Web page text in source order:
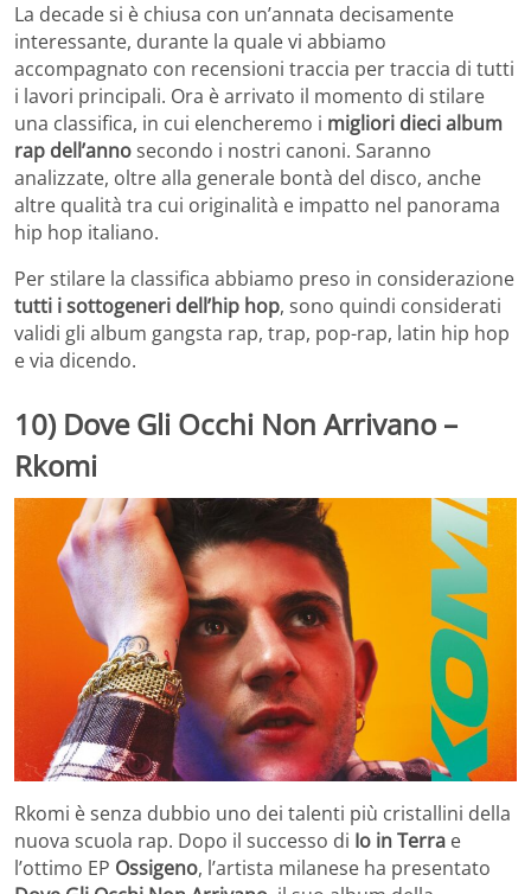
La decade si è chiusa con un’annata decisamente
interessante, durante la quale vi abbiamo
accompagnato con recensioni traccia per traccia di tutti
i lavori principali. Ora è arrivato il momento di stilare
una classifica, in cui elencheremo i migliori dieci album
rap dell’annosecondo i nostri canoni. Saranno
analizzate, oltre alla generale bontà del disco, anche
altre qualità tra cui originalità e impatto nel panorama
hip hop italiano.
Per stilare la classifica abbiamo preso in considerazione
tutti i sottogeneri dell’hip hop, sono quindi considerati
validi gli album gangsta rap, trap, pop-rap, latin hip hop
e via dicendo.
10) Dove Gli Occhi Non Arrivano –
Rkomi
Rkomi è senza dubbio uno dei talenti più cristallini della
nuova scuola rap. Dopo il successo di Io in Terra e
l’ottimo EP Ossigeno, l’artista milanese ha presentato